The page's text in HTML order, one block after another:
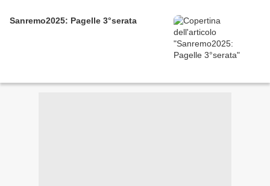
Sanremo2025: Pagelle 3°serata